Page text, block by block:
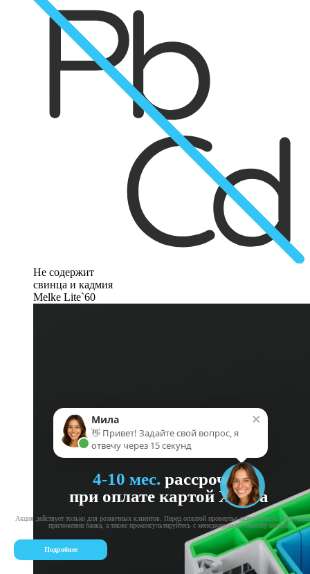
Не содержит
свинца и кадмия
Melke Lite`60
4-10 мес. рассрочка
при оплате картой Халва
Акция действует только для розничных клиентов. Перед оплатой провертье актуальность
приложении банка, а также проконсультируйтесь с менеджером по способу оплаты
Подробнее
×
Мила
👋 Привет! Задайте свой вопрос, я
отвечу через 15 секунд